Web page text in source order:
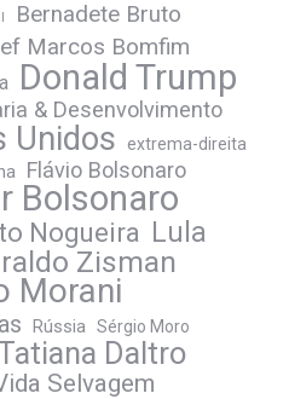
Bernadete Bruto
Marcos Bomfim
Donald Trump
& Desenvolvimento
Unidos extrema-direita
Flávio Bolsonaro
Bolsonaro
Nogueira Lula
Zisman
Morani
Rússia Sérgio Moro
Daltro
Selvagem